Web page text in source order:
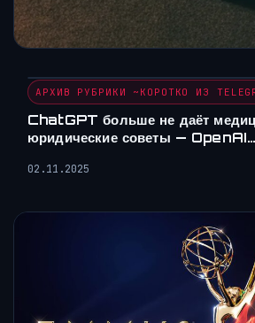
АРХИВ РУБРИКИ ~КОРОТКО ИЗ
ChatGPT больше не даёт
юридические советы — OpenAI…
02.11.2025